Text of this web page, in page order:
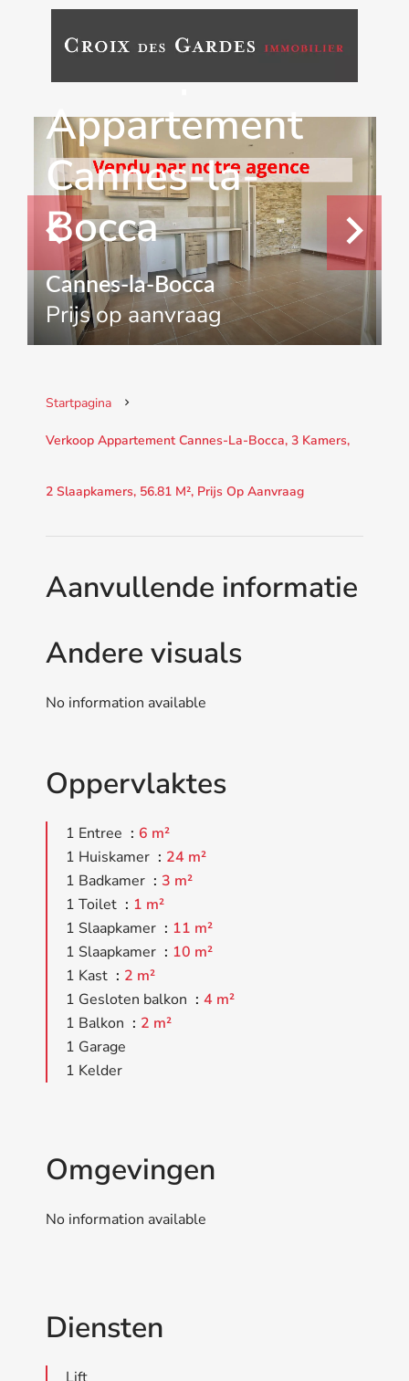
Verkoop
Appartement
Cannes-la-
Bocca
Cannes-la-Bocca
Prijs op aanvraag
Startpagina
Verkoop Appartement Cannes-La-Bocca, 3 Kamers,
2 Slaapkamers, 56.81 M², Prijs Op Aanvraag
Aanvullende informatie
Andere visuals
No information available
Oppervlaktes
1 Entree
6 m²
1 Huiskamer
24 m²
1 Badkamer
3 m²
1 Toilet
1 m²
1 Slaapkamer
11 m²
1 Slaapkamer
10 m²
1 Kast
2 m²
1 Gesloten balkon
4 m²
1 Balkon
2 m²
1 Garage
1 Kelder
Omgevingen
No information available
Diensten